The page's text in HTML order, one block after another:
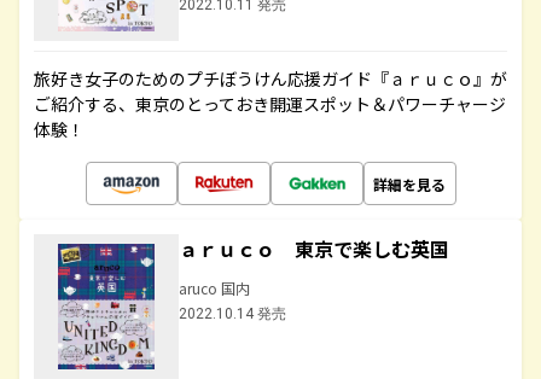
2022.10.11 発売
旅好き女子のためのプチぼうけん応援ガイド『ａｒｕｃｏ』が
ご紹介する、東京のとっておき開運スポット＆パワーチャージ
体験！
詳細を見る
ａｒｕｃｏ 東京で楽しむ英国
aruco 国内
2022.10.14 発売